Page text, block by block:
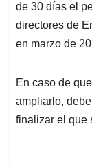
de 30 días el
directores de
en marzo de
En caso de
ampliarlo,
finalizar el que